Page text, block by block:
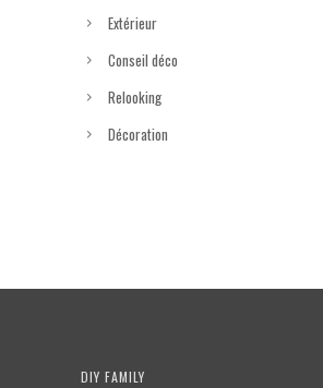
Extérieur
Conseil déco
Relooking
Décoration
DIY FAMILY